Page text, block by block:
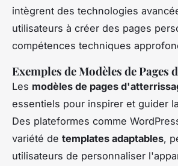
intègrent des technologies
utilisateurs à créer des pages
compétences techniques
Exemples de Modèles de Pages
Les modèles de pages
essentiels pour inspirer et guider
Des plateformes comme
variété de templates adaptables,
utilisateurs de personnaliser